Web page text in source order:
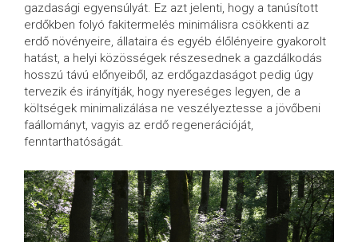
gazdasági egyensúlyát. Ez azt jelenti, hogy a tanúsított
erdőkben folyó fakitermelés minimálisra csökkenti az
erdő növényeire, állataira és egyéb élőlényeire gyakorolt
hatást, a helyi közösségek részesednek a gazdálkodás
hosszú távú előnyeiből, az erdőgazdaságot pedig úgy
tervezik és irányítják, hogy nyereséges legyen, de a
költségek minimalizálása ne veszélyeztesse a jövőbeni
faállományt, vagyis az erdő regenerációját,
fenntarthatóságát.